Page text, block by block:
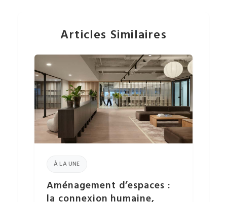
Articles Similaires
À LA UNE
Aménagement d’espaces :